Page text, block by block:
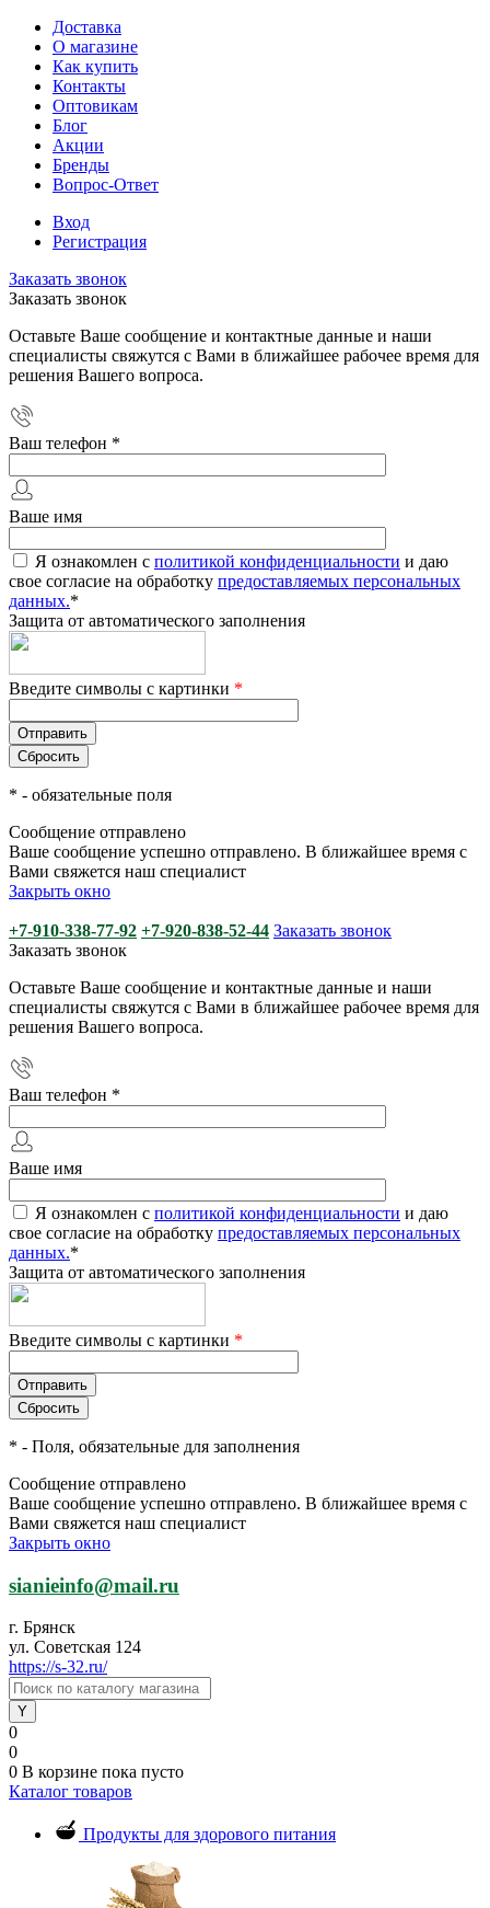
Доставка
О магазине
Как купить
Контакты
Оптовикам
Блог
Акции
Бренды
Вопрос-Ответ
Вход
Регистрация
Заказать звонок
Заказать звонок
Оставьте Ваше сообщение и контактные данные и наши
специалисты свяжутся с Вами в ближайшее рабочее время для
решения Вашего вопроса.
Ваш телефон *
Ваше имя
Я ознакомлен с политикой конфиденциальности и даю
свое согласие на обработку предоставляемых персональных
данных.*
Защита от автоматического заполнения
Введите символы с картинки *
* - обязательные поля
Сообщение отправлено
Ваше сообщение успешно отправлено. В ближайшее время с
Вами свяжется наш специалист
Закрыть окно
+7-910-338-77-92 +7-920-838-52-44 Заказать звонок
Заказать звонок
Оставьте Ваше сообщение и контактные данные и наши
специалисты свяжутся с Вами в ближайшее рабочее время для
решения Вашего вопроса.
Ваш телефон *
Ваше имя
Я ознакомлен с политикой конфиденциальности и даю
свое согласие на обработку предоставляемых персональных
данных.*
Защита от автоматического заполнения
Введите символы с картинки *
* - Поля, обязательные для заполнения
Сообщение отправлено
Ваше сообщение успешно отправлено. В ближайшее время с
Вами свяжется наш специалист
Закрыть окно
sianieinfo@mail.ru
г. Брянск
ул. Советская 124
https://s-32.ru/
0
0
0 В корзине пока пусто
Каталог товаров
Продукты для здорового питания